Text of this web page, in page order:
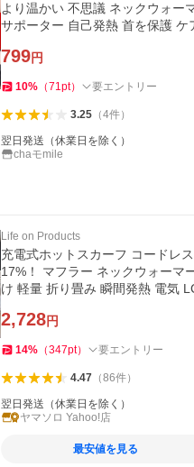
より温かい 不思議 ネックウォー
サポーター 自己発熱 首を保護 ケ
799円
10% （71pt） 要エントリー
3.25（4件）
翌日発送（休業日を除く）
chaモmile
Life on Products
充電式ホットスカーフ コードレ
17%！ マフラー ネックウォーマ
け 軽量 折り畳み 瞬間発熱 電気
2,728円
14% （347pt） 要エントリー
4.47（86件）
翌日発送（休業日を除く）
ヤマソロ Yahoo!店
最安値を見る